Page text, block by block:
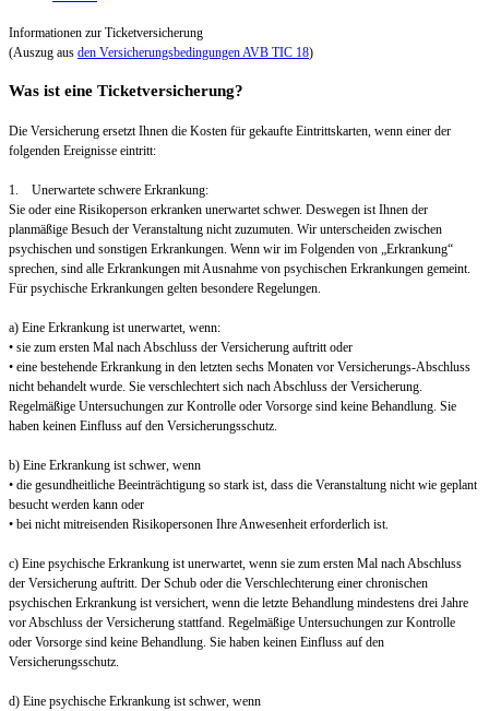
Informationen zur Ticketversicherung
(Auszug aus den Versicherungsbedingungen AVB TIC 18)
Was ist eine Ticketversicherung?
Die Versicherung ersetzt Ihnen die Kosten für gekaufte Eintrittskarten, wenn einer der
folgenden Ereignisse eintritt:
1. Unerwartete schwere Erkrankung:
Sie oder eine Risikoperson erkranken unerwartet schwer. Deswegen ist Ihnen der
planmäßige Besuch der Veranstaltung nicht zuzumuten. Wir unterscheiden zwischen
psychischen und sonstigen Erkrankungen. Wenn wir im Folgenden von „Erkrankung“
sprechen, sind alle Erkrankungen mit Ausnahme von psychischen Erkrankungen gemeint.
Für psychische Erkrankungen gelten besondere Regelungen.
a) Eine Erkrankung ist unerwartet, wenn:
• sie zum ersten Mal nach Abschluss der Versicherung auftritt oder
• eine bestehende Erkrankung in den letzten sechs Monaten vor Versicherungs-Abschluss
nicht behandelt wurde. Sie verschlechtert sich nach Abschluss der Versicherung.
Regelmäßige Untersuchungen zur Kontrolle oder Vorsorge sind keine Behandlung. Sie
haben keinen Einfluss auf den Versicherungsschutz.
b) Eine Erkrankung ist schwer, wenn
• die gesundheitliche Beeinträchtigung so stark ist, dass die Veranstaltung nicht wie geplant
besucht werden kann oder
• bei nicht mitreisenden Risikopersonen Ihre Anwesenheit erforderlich ist.
c) Eine psychische Erkrankung ist unerwartet, wenn sie zum ersten Mal nach Abschluss
der Versicherung auftritt. Der Schub oder die Verschlechterung einer chronischen
psychischen Erkrankung ist versichert, wenn die letzte Behandlung mindestens drei Jahre
vor Abschluss der Versicherung stattfand. Regelmäßige Untersuchungen zur Kontrolle
oder Vorsorge sind keine Behandlung. Sie haben keinen Einfluss auf den
Versicherungsschutz.
d) Eine psychische Erkrankung ist schwer, wenn